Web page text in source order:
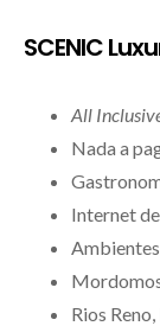
SCENIC
All
Nada a
Internet
Rios